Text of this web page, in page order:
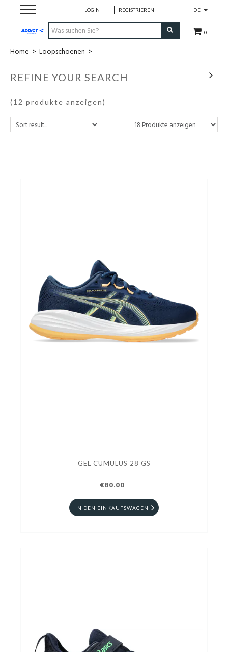
DE
0
LOGIN REGISTRIEREN
Cadeaubon
Loopschoenen
Gezonde levensstijl
Koopjes
Home > Loopschoenen >
REFINE YOUR SEARCH
(12 produkte anzeigen)
GEL CUMULUS 28 GS
€80.00
IN DEN EINKAUFSWAGEN